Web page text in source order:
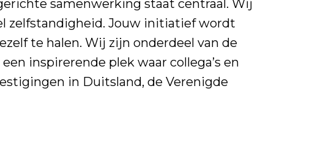
samenwerking staat centraal. Wij
zelfstandigheid. Jouw initiatief wordt
te halen. Wij zijn onderdeel van de
inspirerende plek waar collega’s en
in Duitsland, de Verenigde